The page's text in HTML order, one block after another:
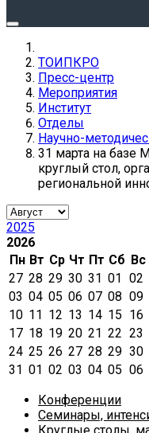
ТОИПКРО
Пресс-центр
Мероприятия
Институт
Отделы
Научно-
31 марта на
круглый стол,
региональной
2025
2026
Пн Вт Ср Чт Пт Сб Вс
27 28 29 30 31 01 02
03 04 05 06 07 08 09
10 11 12 13 14 15 16
17 18 19 20 21 22 23
24 25 26 27 28 29 30
31 01 02 03 04 05 06
Конференции
Семинары,